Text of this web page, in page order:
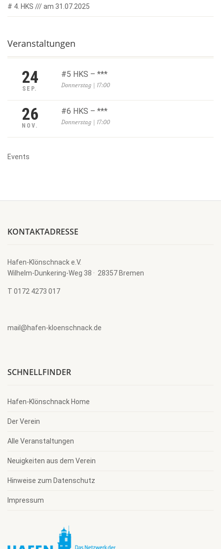
# 4. HKS /// am 31.07.2025
Veranstaltungen
24
SEP.
#5 HKS – ***
Donnerstag | 17:00
26
NOV.
#6 HKS – ***
Donnerstag | 17:00
Events
KONTAKTADRESSE
Hafen-Klönschnack e.V.
Wilhelm-Dunkering-Weg 38 · 28357 Bremen
T 0172 4273 017
mail@hafen-kloenschnack.de
SCHNELLFINDER
Hafen-Klönschnack Home
Der Verein
Alle Veranstaltungen
Neuigkeiten aus dem Verein
Hinweise zum Datenschutz
Impressum